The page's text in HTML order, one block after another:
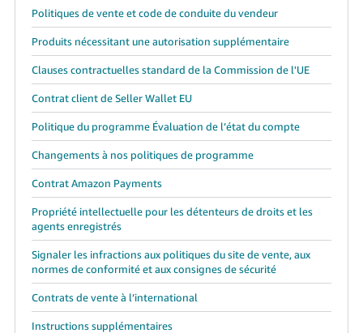
Politiques de vente et code de conduite du vendeur
Produits nécessitant une autorisation supplémentaire
Clauses contractuelles standard de la Commission de l'UE
Contrat client de Seller Wallet EU
Politique du programme Évaluation de l’état du compte
Changements à nos politiques de programme
Contrat Amazon Payments
Propriété intellectuelle pour les détenteurs de droits et les
agents enregistrés
Signaler les infractions aux politiques du site de vente, aux
normes de conformité et aux consignes de sécurité
Contrats de vente à l’international
Instructions supplémentaires